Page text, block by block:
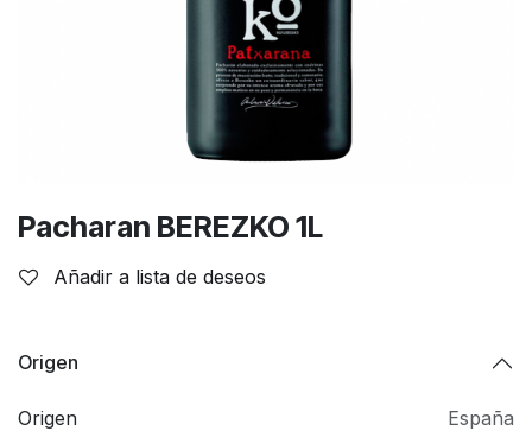
Pacharan BEREZKO 1L
Añadir a lista de deseos
Origen
Origen España